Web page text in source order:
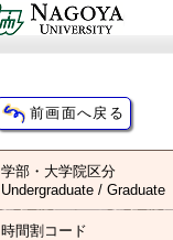
学部・大学院区分
Undergraduate / Graduate
時間割コード